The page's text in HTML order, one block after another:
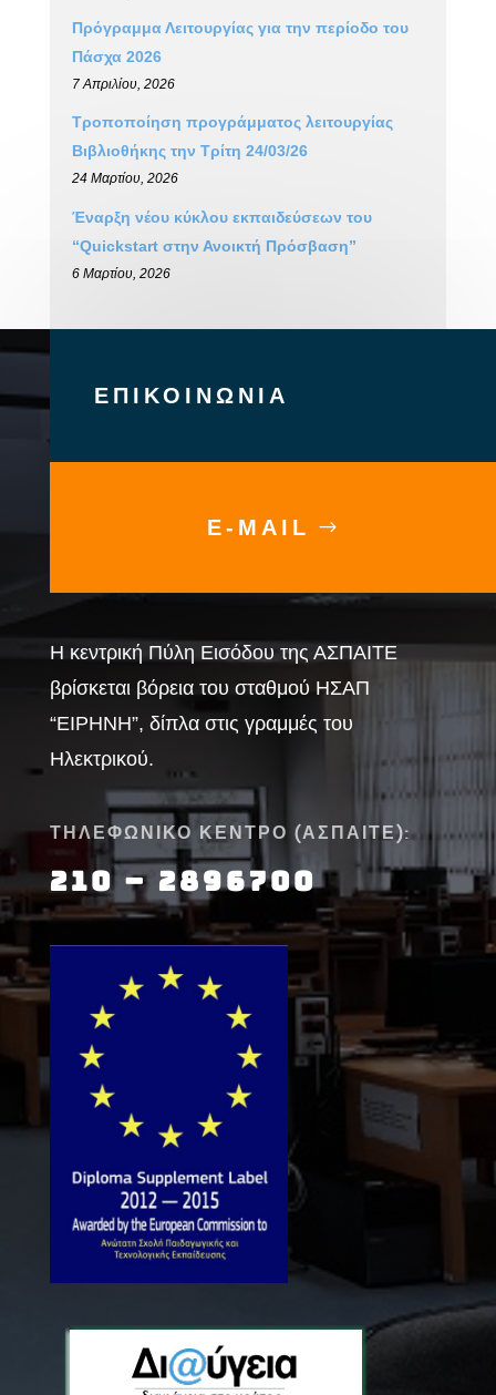
Πρόγραμμα Λειτουργίας για την περίοδο του
Πάσχα 2026
7 Απριλίου, 2026
Τροποποίηση προγράμματος λειτουργίας
Βιβλιοθήκης την Τρίτη 24/03/26
24 Μαρτίου, 2026
Έναρξη νέου κύκλου εκπαιδεύσεων του
“Quickstart στην Ανοικτή Πρόσβαση”
6 Μαρτίου, 2026
ΕΠΙΚΟΙΝΩΝΙΑ
E-MAIL
Η κεντρική Πύλη Εισόδου της ΑΣΠΑΙΤΕ
βρίσκεται βόρεια του σταθμού ΗΣΑΠ
“ΕΙΡΗΝΗ”, δίπλα στις γραμμές του
Ηλεκτρικού.
ΤΗΛΕΦΩΝΙΚΟ ΚΕΝΤΡΟ (ΑΣΠΑΙΤΕ):
210 – 2896700